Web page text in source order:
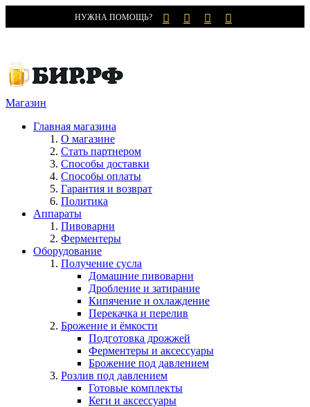
НУЖНА ПОМОЩЬ?
Магазин
Главная магазина
О магазине
Стать партнером
Способы доставки
Способы оплаты
Гарантия и возврат
Политика
Аппараты
Пивоварни
Ферментеры
Оборудование
Получение сусла
Домашние пивоварни
Дробление и затирание
Кипячение и охлаждение
Перекачка и перелив
Брожение и ёмкости
Подготовка дрожжей
Ферментеры и аксессуары
Брожение под давлением
Розлив под давлением
Готовые комплекты
Кеги и аксессуары